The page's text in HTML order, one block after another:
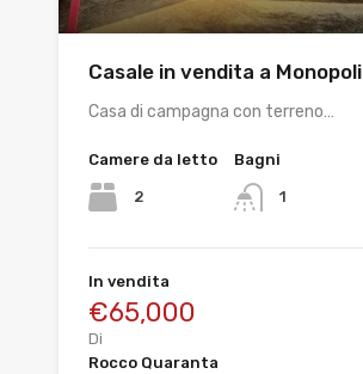
Casale in vendita a Monopoli
Casa di campagna con terreno…
Camere da letto
2
Bagni
1
In vendita
€65,000
Di
Rocco Quaranta